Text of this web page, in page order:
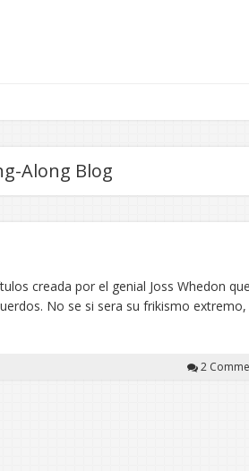
Along Blog
creada por el genial Joss Whedon
No se si sera su frikismo extremo,
2